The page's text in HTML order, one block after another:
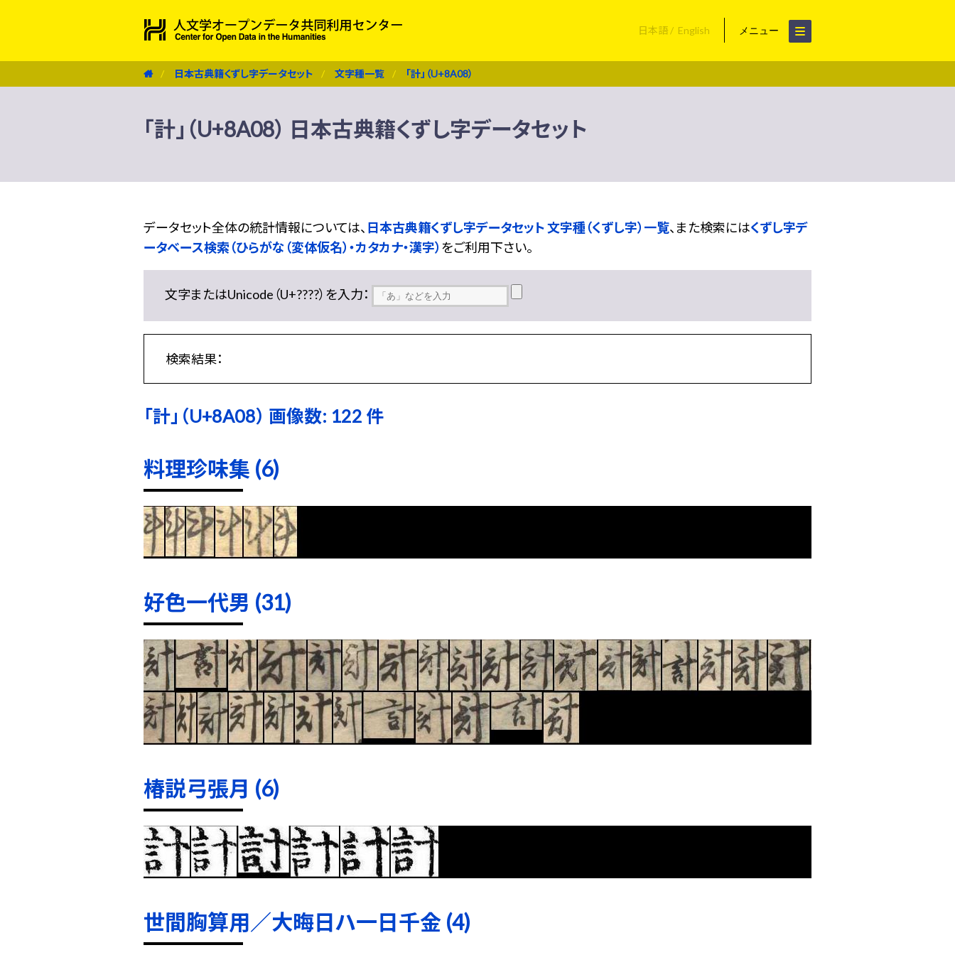
日本語 English メニュー
日本古典籍くずし字データセット 文字種一覧 「計」（U+8A08）
「計」（U+8A08） 日本古典籍くずし字データセット
データセット全体の統計情報については、 日本古典籍くずし字データセット 文字種（くずし字）一覧、また検索にはくずし字デ
ータベース検索（ひらがな（変体仮名）・カタカナ・漢字） をご利用下さい。
文字またはUnicode（U+????）を入力：
検索結果：
「計」（U+8A08） 画像数: 122 件
料理珍味集 (6)
好色一代男 (31)
椿説弓張月 (6)
世間胸算用／大晦日ハ一日千金 (4)